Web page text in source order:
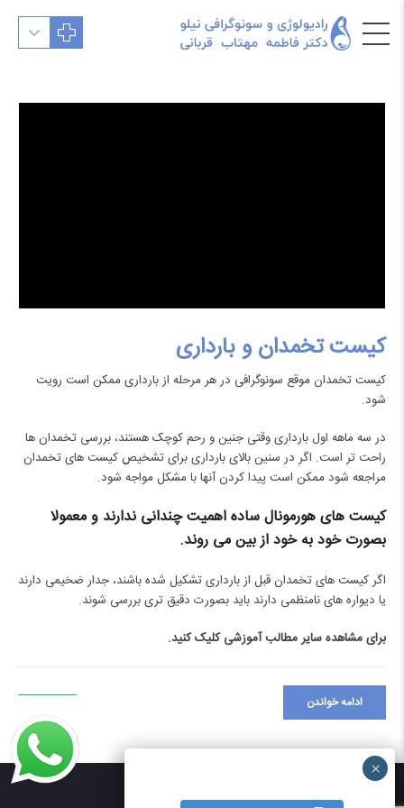
کیست تخمدان و بارداری
کیست تخمدان موقع سونوگرافی در هر مرحله از بارداری ممکن است رویت
شود.
در سه ماهه اول بارداریوقتی جنین و رحم کوچک هستند، بررسی تخمدان ها
راحت تر است. اگر در سنین بالای بارداری برای تشخیص کیست های تخمدان
مراجعه شود ممکن است پیدا کردن آنها با مشکل مواجه شود.
کیست های هورمونال ساده اهمیت چندانی ندارند و معمولا
بصورت خود به خود از بین می روند.
اگر کیست های تخمدان قبل از بارداری تشکیل شده باشند، جدار ضخیمی دارند
یا دیواره های نامنظمی دارند باید بصورت دقیق تری بررسی شوند.
برای مشاهده سایر مطالب آموزشیکلیک کنید.
ادامه خواندن